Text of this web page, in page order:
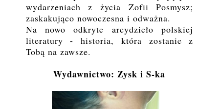
wydarzeniach z życia Zofii Posmysz;
zaskakująco nowoczesna i odważna.
Na nowo odkryte arcydzieło polskiej
literatury - historia, która zostanie z
Tobą na zawsze.
Wydawnictwo: Zysk i S-ka